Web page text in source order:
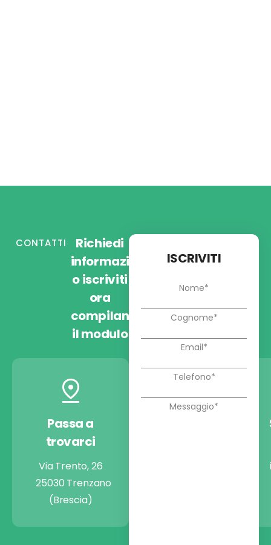
CONTATTI
Richiedi
informazioni
o iscriviti
ora
compilando
il modulo
Passa a
trovarci
Via Trento, 26
25030 Trenzano
(Brescia)
ISCRIVITI